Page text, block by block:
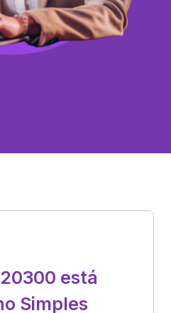
está
Simples